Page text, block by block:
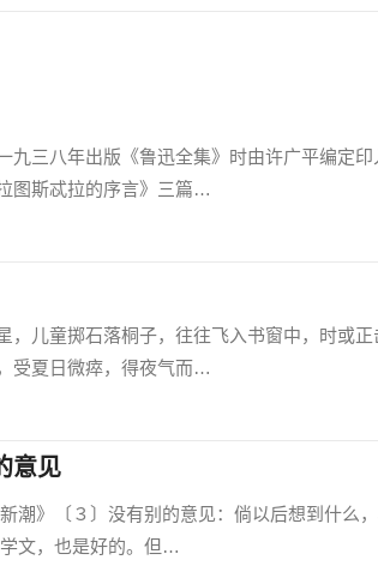
三八年出版《鲁迅全集》时由许广平编定印
图斯忒拉的序言》三篇…
儿童掷石落桐子，往往飞入书窗中，时或正
受夏日微瘁，得夜气而…
意见
〔３〕没有别的意见：倘以后想到什么，
文，也是好的。但…